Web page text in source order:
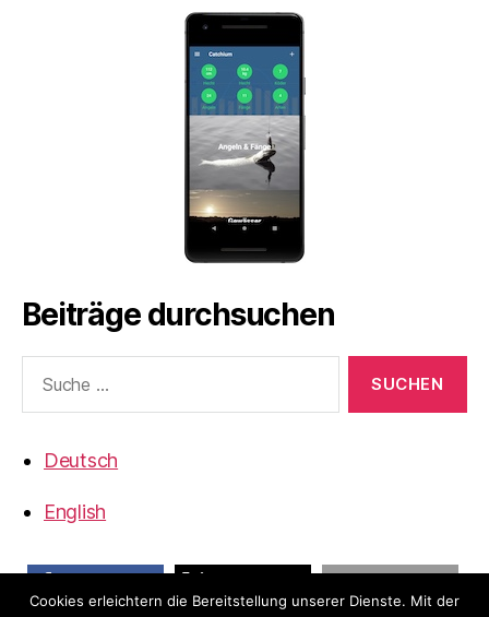
Beiträge durchsuchen
nach:
Deutsch
English
Cookies erleichtern die Bereitstellung unserer Dienste. Mit der